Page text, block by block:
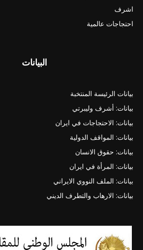
اشرف
احتجاجات عالمية
البيانات
بيانات الرئيسة المنتخبة
بيانات: أشرف وليبرتي
بيانات: الاحتجاجات في ايران
بيانات: المواقف الدولية
بيانات: حقوق الانسان
بيانات: المرأة في ايران
بيانات: الملف النووي الايراني
بيانات: الارهاب والتطرف الديني